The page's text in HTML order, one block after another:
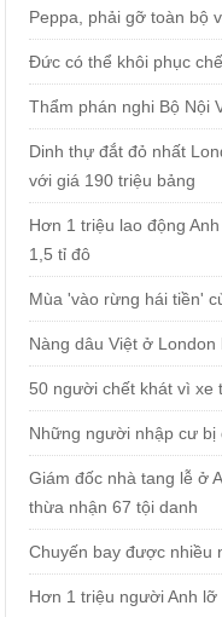
Peppa, phải gỡ toàn bộ
Đức có thể khôi phục
Thẩm phán nghi Bộ Nội
Dinh thự đắt đỏ nhất
với giá 190 triệu bảng
Hơn 1 triệu lao động
1,5 tỉ đô
Mùa 'vào rừng hái tiền'
Nàng dâu Việt ở
50 người chết khát vì xe
Những người nhập cư
Giám đốc nhà tang lễ ở
thừa nhận 67 tội danh
Chuyến bay được nhiều
Hơn 1 triệu người Anh